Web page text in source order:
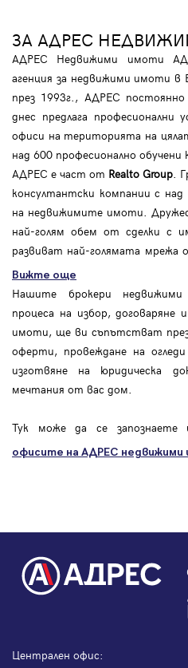
ЗА АДРЕС
АДРЕС Недвижими имоти АД
агенция за недвижими имоти в
през 1993г., АДРЕС
днес предлага професионални
офиси на територията на
над 600 професионално
АДРЕС е част от Realto Group.
консултантски компании с
на недвижимите имоти.
най-голям обем от сделки с
развиват най-голямата
Вижте още
Нашите брокери
процеса на избор, договаряне
имоти, ще ви съпътстват през
оферти, провеждане на
изготвяне на юридическа
мечтания от вас дом.
Тук може да се
офисите на АДРЕС недвижими
Централен офис: